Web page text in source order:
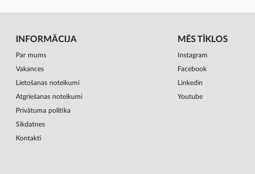
INFORMĀCIJA
Par mums
Vakances
Lietošanas noteikumi
Atgriešanas noteikumi
Privātuma politika
Sīkdatnes
Kontakti
MĒS TĪKLOS
Instagram
Facebook
Linkedin
Youtube